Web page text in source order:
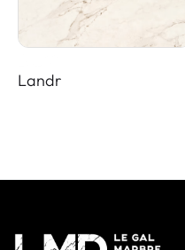
Landr